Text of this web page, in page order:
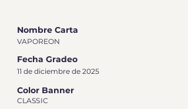
Nombre Carta
VAPOREON
Fecha Gradeo
11 de diciembre de 2025
Color Banner
CLASSIC